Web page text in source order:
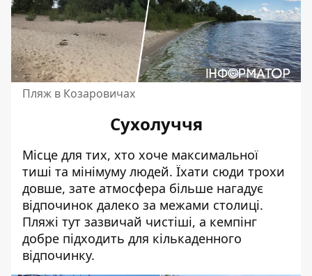
Пляж в Козаровичах
Сухолуччя
Місце для тих, хто хоче максимальної
тиші та мінімуму людей. Їхати сюди трохи
довше, зате атмосфера більше нагадує
відпочинок далеко за межами столиці.
Пляжі тут зазвичай чистіші, а кемпінг
добре підходить для кількаденного
відпочинку.